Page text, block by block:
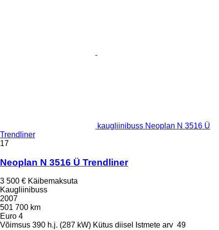
kaugliinibuss Neoplan N 3516 Ü
Trendliner
17
Neoplan N 3516 Ü Trendliner
3 500 € Käibemaksuta
Kaugliinibuss
2007
501 700 km
Euro 4
Võimsus 390 h.j. (287 kW) Kütus diisel Istmete arv 49